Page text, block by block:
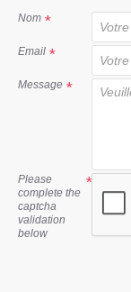
n
Nom
Email
Message
Please
complete the
captcha
validation
below